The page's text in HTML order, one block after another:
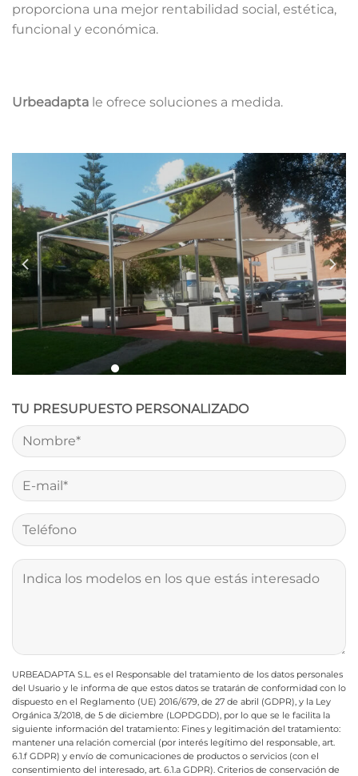
proporciona una mejor rentabilidad social, estética,
funcional y económica.
Urbeadapta le ofrece soluciones a medida.
TU PRESUPUESTO PERSONALIZADO
URBEADAPTA S.L. es el Responsable del tratamiento de los datos personales
del Usuario y le informa de que estos datos se tratarán de conformidad con lo
dispuesto en el Reglamento (UE) 2016/679, de 27 de abril (GDPR), y la Ley
Orgánica 3/2018, de 5 de diciembre (LOPDGDD), por lo que se le facilita la
siguiente información del tratamiento: Fines y legitimación del tratamiento:
mantener una relación comercial (por interés legítimo del responsable, art.
6.1.f GDPR) y envío de comunicaciones de productos o servicios (con el
consentimiento del interesado, art. 6.1.a GDPR). Criterios de conservación de